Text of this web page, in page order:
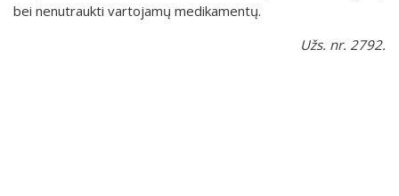
bei nenutraukti vartojamų medikamentų.
Užs. nr. 2792.